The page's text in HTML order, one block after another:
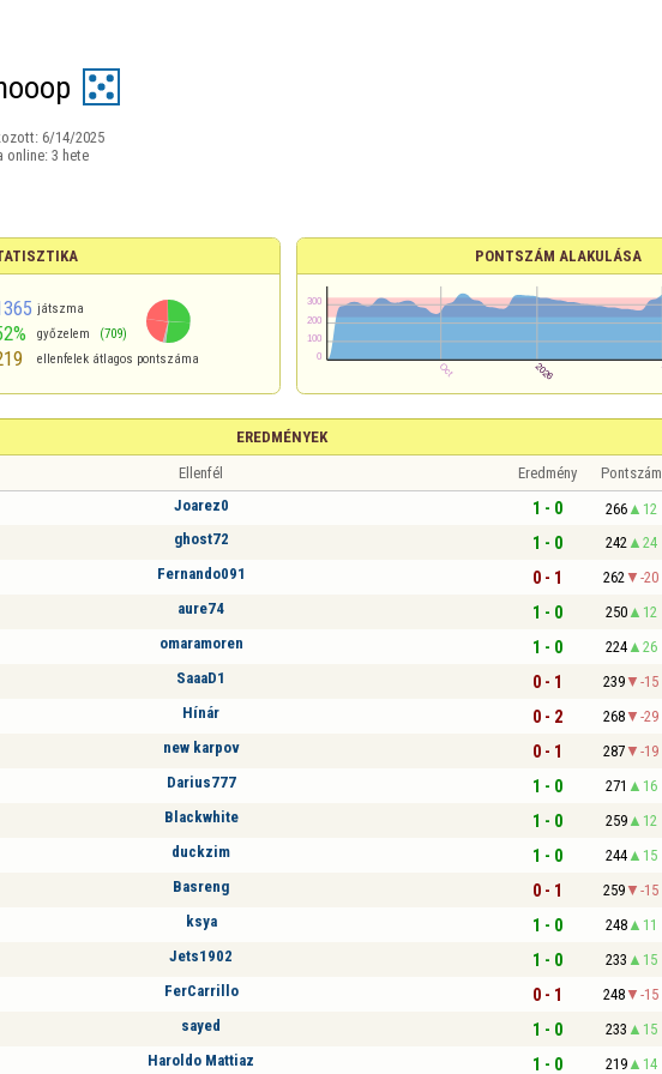
6/14/2025
online: 3 hete
játszma
győzelem (709)
ellenfelek átlagos pontszáma
PONTSZÁM ALAKULÁSA
EREDMÉNYEK
Ellenfél Eredmény Pontszám
Joarez0 1 - 0 266 12
ghost72 1 - 0 242 24
Fernando091 0 - 1 262 -20
aure74 1 - 0 250 12
omaramoren 1 - 0 224 26
SaaaD1 0 - 1 239 -15
Hínár 0 - 2 268 -29
new karpov 0 - 1 287 -19
Darius777 1 - 0 271 16
Blackwhite 1 - 0 259 12
duckzim 1 - 0 244 15
Basreng 0 - 1 259 -15
ksya 1 - 0 248 11
Jets1902 1 - 0 233 15
FerCarrillo 0 - 1 248 -15
sayed 1 - 0 233 15
Haroldo Mattiaz 1 - 0 219 14